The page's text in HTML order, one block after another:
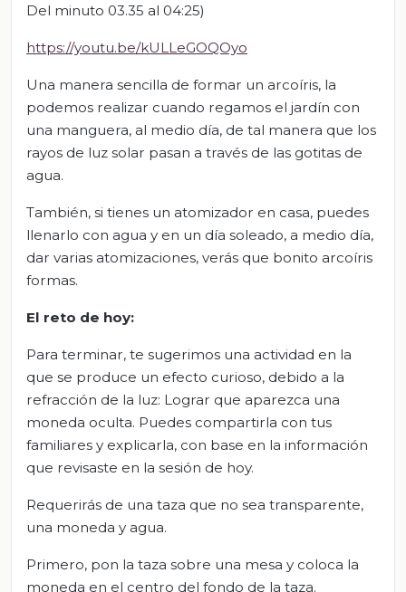
Del minuto 03.35 al 04:25)
https://youtu.be/kULLeGOQOyo
Una manera sencilla de formar un arcoíris, la
podemos realizar cuando regamos el jardín con
una manguera, al medio día, de tal manera que los
rayos de luz solar pasan a través de las gotitas de
agua.
También, si tienes un atomizador en casa, puedes
llenarlo con agua y en un día soleado, a medio día,
dar varias atomizaciones, verás que bonito arcoíris
formas.
El reto de hoy:
Para terminar, te sugerimos una actividad en la
que se produce un efecto curioso, debido a la
refracción de la luz: Lograr que aparezca una
moneda oculta. Puedes compartirla con tus
familiares y explicarla, con base en la información
que revisaste en la sesión de hoy.
Requerirás de una taza que no sea transparente,
una moneda y agua.
Primero, pon la taza sobre una mesa y coloca la
moneda en el centro del fondo de la taza.